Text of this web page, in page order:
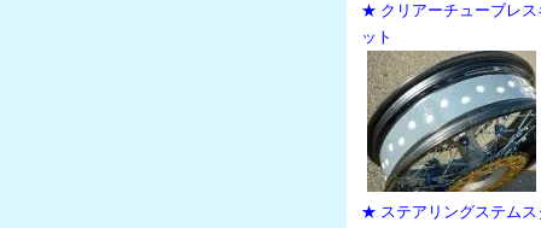
★ クリアーチューブレス
ット
★ ステアリングステムス